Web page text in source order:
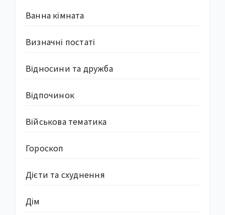
Ванна кімната
Визначні постаті
Відносини та дружба
Відпочинок
Військова тематика
Гороскоп
Дієти та схуднення
Дім